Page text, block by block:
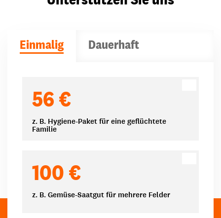
Einmalig Dauerhaft
56 €
z. B. Hygiene-Paket für eine geflüchtete
Familie
100 €
z. B. Gemüse-Saatgut für mehrere Felder